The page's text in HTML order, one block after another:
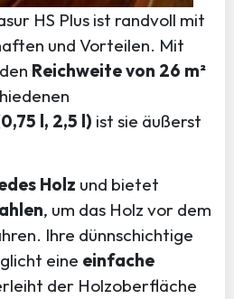
HS Plus ist randvoll mit
und Vorteilen. Mit
Reichweite von 26 m²
l, 2,5 l) ist sie äußerst
Holz und bietet
, um das Holz vor dem
Ihre dünnschichtige
eine einfache
der Holzoberfläche